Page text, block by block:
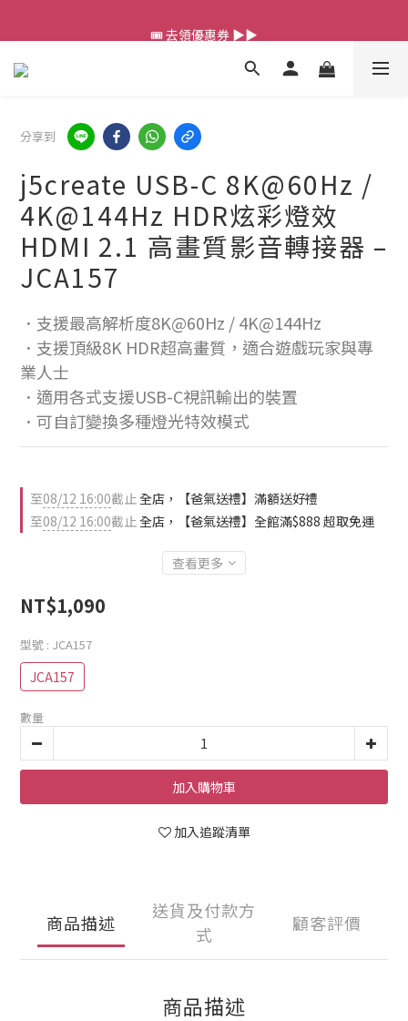
💰新會員送 $88 購物金
分享到
j5create USB-C 8K@60Hz /
4K@144Hz HDR炫彩燈效
HDMI 2.1 高畫質影音轉接器 –
JCA157
．支援最高解析度8K@60Hz / 4K@144Hz
．支援頂級8K HDR超高畫質，適合遊戲玩家與專
業人士
．適用各式支援USB-C視訊輸出的裝置
．可自訂變換多種燈光特效模式
至08/12 16:00截止全店，【爸氣送禮】滿額送好禮
至08/12 16:00截止全店，【爸氣送禮】全館滿$888 超取免運
查看更多
NT$1,090
型號 : JCA157
JCA157
數量
加入購物車
加入追蹤清單
商品描述
送貨及付款方
式
顧客評價
商品描述